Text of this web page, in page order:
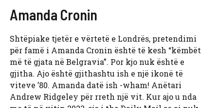
Amanda Cronin
Shtëpiake tjetër e vërtetë e Londrës, pretendimi
për famë i Amanda Cronin është të kesh “këmbët
më të gjata në Belgravia”. Por kjo nuk është e
gjitha. Ajo është gjithashtu ish e një ikonë të
viteve ’80. Amanda datë ish -wham! Anëtari
Andrew Ridgeley për rreth një vit. Kur ajo u nda